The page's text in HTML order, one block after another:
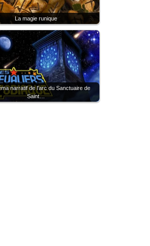
La magie runique
narratif de l'arc du Sanctuaire de
Saint…